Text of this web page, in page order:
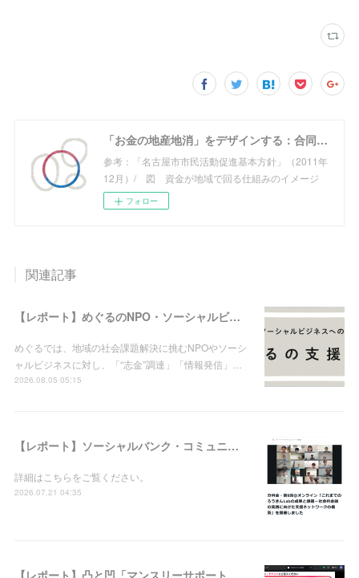
「お金の地産地消」をデザインする：合同会社めぐる
参考：「名古屋市市民活動促進基本方針」（2011年
12月）/ 図 資金が地域で回る仕組みのイメージ
フォロー
関連記事
【レポート】めぐるのNPO・ソーシャルビジネス支援実績（2026年8月5日現在）
めぐるでは、地域の社会課題解決に挑むNPOやソーシ
ャルビジネスに対し、「“志金”調達」「情報発信」…
2026.08.05 05:15
【レポート】ソーシャルバンク・コミュニティ：分科会・第6回＠オンライン「これまでのろうきんLabの成果と課題－社会的金融の実践に向けた支援ネットワークの構築」を開催しました
詳細はこちらをご覧ください。
2026.07.21 04:35